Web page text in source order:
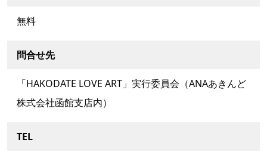
無料
問合せ先
「HAKODATE LOVE ART」実行委員会（ANAあきんど
株式会社函館支店内）
TEL